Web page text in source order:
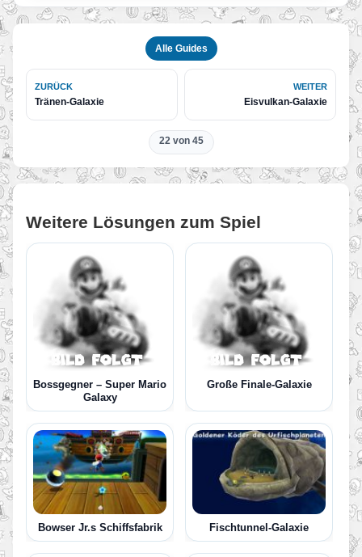
Alle Guides
ZURÜCK
Tränen-Galaxie
WEITER
Eisvulkan-Galaxie
22 von 45
Weitere Lösungen zum Spiel
Bossgegner – Super Mario
Galaxy
Große Finale-Galaxie
Bowser Jr.s Schiffsfabrik Fischtunnel-Galaxie